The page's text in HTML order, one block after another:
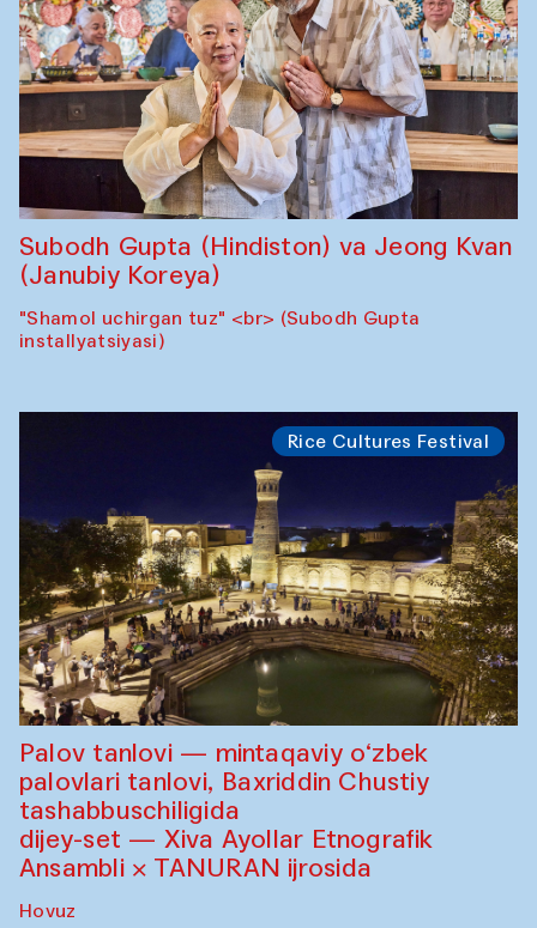
Subodh Gupta (Hindiston) va Jeong Kvan
(Janubiy Koreya)
"Shamol uchirgan tuz" <br> (Subodh Gupta
installyatsiyasi)
Rice Cultures Festival
Palov tanlovi — mintaqaviy o‘zbek
palovlari tanlovi, Baxriddin Chustiy
tashabbuschiligida
dijey-set — Xiva Ayollar Etnografik
Ansambli × TANURAN ijrosida
Hovuz